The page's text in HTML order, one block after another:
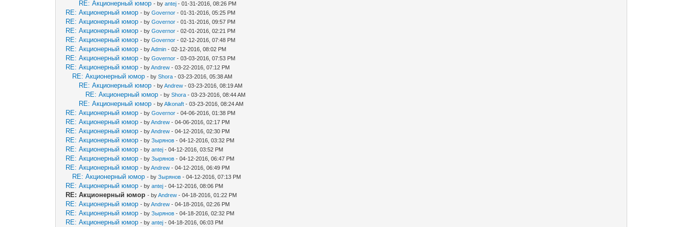
RE: Акционерный юмор - byantej - 01-31-2016, 08:26 PM
RE: Акционерный юмор - byGovernor - 01-31-2016, 05:25 PM
RE: Акционерный юмор - byGovernor - 01-31-2016, 09:57 PM
RE: Акционерный юмор - byGovernor - 02-01-2016, 02:21 PM
RE: Акционерный юмор - byGovernor - 02-12-2016, 07:48 PM
RE: Акционерный юмор - byAdmin - 02-12-2016, 08:02 PM
RE: Акционерный юмор - byGovernor - 03-03-2016, 07:53 PM
RE: Акционерный юмор - byAndrew - 03-22-2016, 07:12 PM
RE: Акционерный юмор - byShora - 03-23-2016, 05:38 AM
RE: Акционерный юмор - byAndrew - 03-23-2016, 08:19 AM
RE: Акционерный юмор - byShora - 03-23-2016, 08:44 AM
RE: Акционерный юмор - byAlkonaft - 03-23-2016, 08:24 AM
RE: Акционерный юмор - byGovernor - 04-06-2016, 01:38 PM
RE: Акционерный юмор - byAndrew - 04-06-2016, 02:17 PM
RE: Акционерный юмор - byAndrew - 04-12-2016, 02:30 PM
RE: Акционерный юмор - byЗырянов - 04-12-2016, 03:32 PM
RE: Акционерный юмор - byantej - 04-12-2016, 03:52 PM
RE: Акционерный юмор - byЗырянов - 04-12-2016, 06:47 PM
RE: Акционерный юмор - byAndrew - 04-12-2016, 06:49 PM
RE: Акционерный юмор - byЗырянов - 04-12-2016, 07:13 PM
RE: Акционерный юмор - byantej - 04-12-2016, 08:06 PM
RE: Акционерный юмор - byAndrew - 04-18-2016, 01:22 PM
RE: Акционерный юмор - byAndrew - 04-18-2016, 02:26 PM
RE: Акционерный юмор - byЗырянов - 04-18-2016, 02:32 PM
RE: Акционерный юмор - byantej - 04-18-2016, 06:03 PM